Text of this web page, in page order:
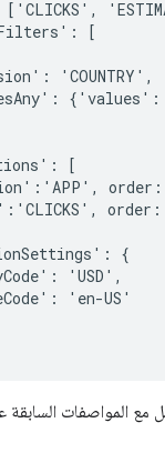
[
'COUNTRY',
[
{
'USD',
'en-US'